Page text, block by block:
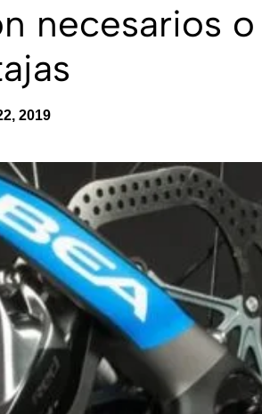
necesarios
2019